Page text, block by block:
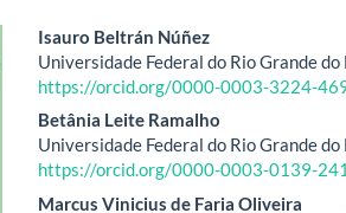
Conteúdo
do
artigo
principal
Isauro Beltrán Núñez
Universidade Federal do Rio Grande
https://orcid.org/0000-0003-3224-
Betânia Leite Ramalho
Universidade Federal do Rio Grande
https://orcid.org/0000-0003-0139-
Marcus Vinicius de Faria Oliveira